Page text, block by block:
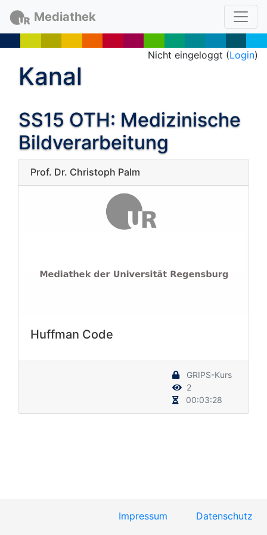
Mediathek
Nicht eingeloggt (Login)
Kanal
SS15 OTH: Medizinische
Bildverarbeitung
Prof. Dr. Christoph Palm
Huffman Code
GRIPS-Kurs
2
00:03:28
Impressum Datenschutz